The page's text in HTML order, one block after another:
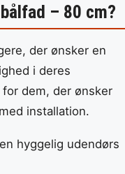
– 80 cm?
der ønsker en
i deres
dem, der ønsker
installation.
hyggelig udendørs